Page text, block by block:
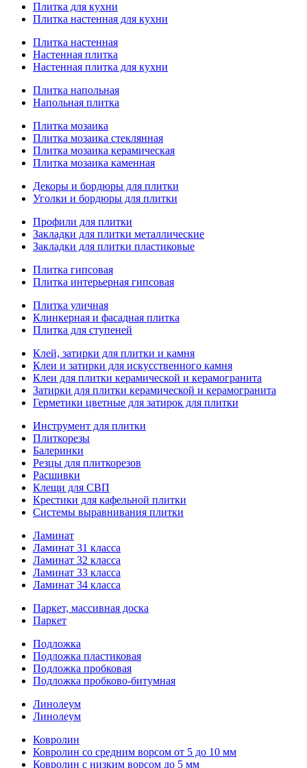
Плитка для кухни
Плитка настенная для кухни
Плитка настенная
Настенная плитка
Настенная плитка для кухни
Плитка напольная
Напольная плитка
Плитка мозаика
Плитка мозаика стеклянная
Плитка мозаика керамическая
Плитка мозаика каменная
Декоры и бордюры для плитки
Уголки и бордюры для плитки
Профили для плитки
Закладки для плитки металлические
Закладки для плитки пластиковые
Плитка гипсовая
Плитка интерьерная гипсовая
Плитка уличная
Клинкерная и фасадная плитка
Плитка для ступеней
Клей, затирки для плитки и камня
Клеи и затирки для искусственного камня
Клеи для плитки керамической и керамогранита
Затирки для плитки керамической и керамогранита
Герметики цветные для затирок для плитки
Инструмент для плитки
Плиткорезы
Балеринки
Резцы для плиткорезов
Расшивки
Клещи для СВП
Крестики для кафельной плитки
Системы выравнивания плитки
Ламинат
Ламинат 31 класса
Ламинат 32 класса
Ламинат 33 класса
Ламинат 34 класса
Паркет, массивная доска
Паркет
Подложка
Подложка пластиковая
Подложка пробковая
Подложка пробково-битумная
Линолеум
Линолеум
Ковролин
Ковролин со средним ворсом от 5 до 10 мм
Ковролин с низким ворсом до 5 мм